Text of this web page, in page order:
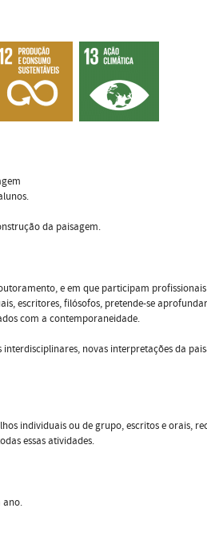
da paisagem.
e em que participam
escritores, filósofos, pretende-se
com a contemporaneidade.
novas interpretações da
individuais ou de grupo, escritos e orais,
essas atividades.
ano.